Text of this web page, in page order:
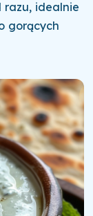
razu, idealnie
gorących